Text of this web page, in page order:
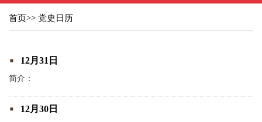
首页>> 党史日历
12月31日
简介：
12月30日